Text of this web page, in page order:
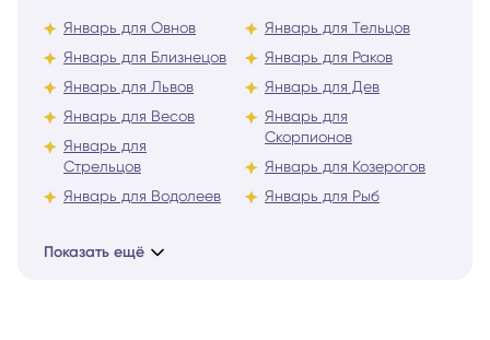
Январь для Овнов
Январь для Близнецов
Январь для Львов
Январь для Весов
Январь для
Стрельцов
Январь для Водолеев
Январь для Тельцов
Январь для Раков
Январь для Дев
Январь для
Скорпионов
Январь для Козерогов
Январь для Рыб
Показать ещё